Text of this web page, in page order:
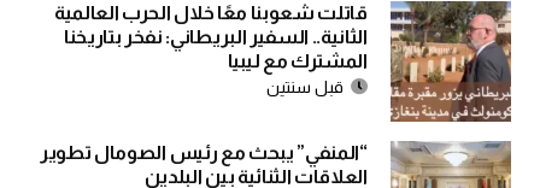
قاتلت شعوبنا معًا خلال الحرب العالمية
الثانية.. السفير البريطاني: نفخر بتاريخنا
المشترك مع ليبيا
قبل سنتين
“المنفي” يبحث مع رئيس الصومال تطوير
العلاقات الثنائية بين البلدين